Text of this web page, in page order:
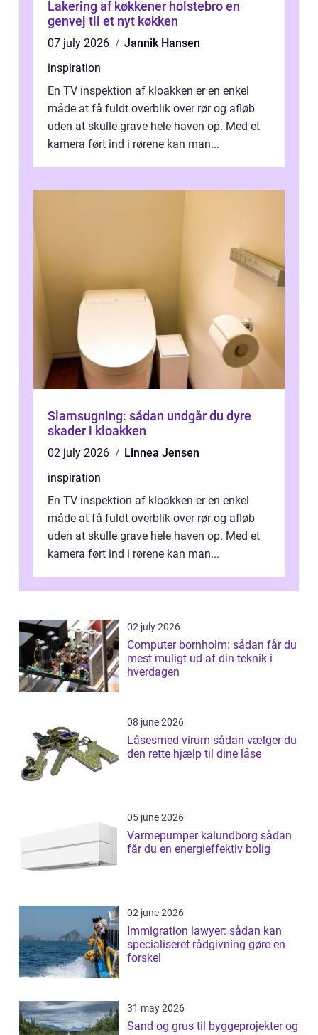
Lakering af køkkener holstebro en
genvej til et nyt køkken
07 july 2026
Jannik Hansen
inspiration
En TV inspektion af kloakken er en enkel
måde at få fuldt overblik over rør og afløb
uden at skulle grave hele haven op. Med et
kamera ført ind i rørene kan man...
Slamsugning: sådan undgår du dyre
skader i kloakken
02 july 2026
Linnea Jensen
inspiration
En TV inspektion af kloakken er en enkel
måde at få fuldt overblik over rør og afløb
uden at skulle grave hele haven op. Med et
kamera ført ind i rørene kan man...
02 july 2026
Computer bornholm: sådan får du
mest muligt ud af din teknik i
hverdagen
08 june 2026
Låsesmed virum sådan vælger du
den rette hjælp til dine låse
05 june 2026
Varmepumper kalundborg sådan
får du en energieffektiv bolig
02 june 2026
Immigration lawyer: sådan kan
specialiseret rådgivning gøre en
forskel
31 may 2026
Sand og grus til byggeprojekter og